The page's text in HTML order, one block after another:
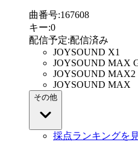
曲番号:167608
キー:0
配信予定:配信済み
JOYSOUND X1
JOYSOUND MAX
JOYSOUND MAX2
JOYSOUND MAX
その他
採点ランキングを